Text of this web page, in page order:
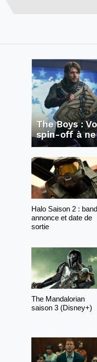
The Boys :
spin-off à
Halo Saison 2 :
annonce et date de
sortie
The Mandalorian
saison 3 (Disney+)